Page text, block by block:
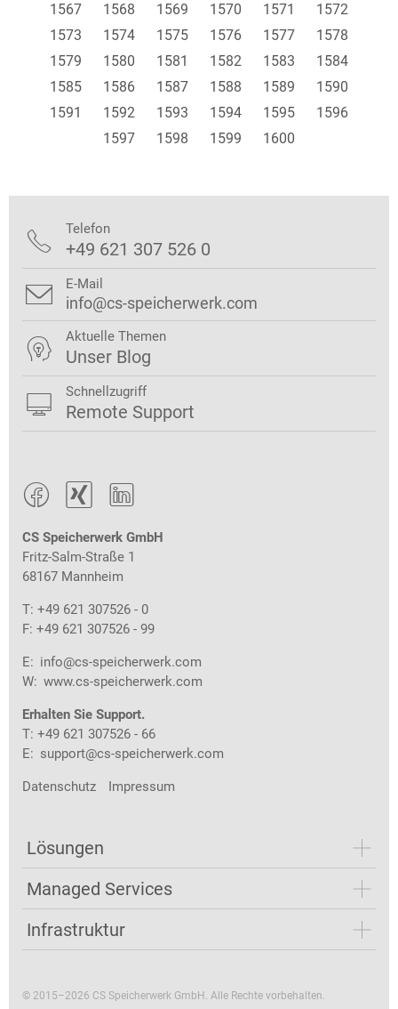
1567
1568 1569 1570 1571
1572
1573
1574 1575 1576 1577
1578
1579
1580 1581 1582 1583
1584
1585
1586 1587 1588 1589
1590
1591
1592 1593 1594 1595
1596
1597
1598 1599 1600
  
CS Speicherwerk GmbH
Fritz-Salm-Straße 1
68167 Mannheim
T: +49 621 307526 - 0
F: +49 621 307526 - 99
E: info@cs-speicherwerk.com
W: www.cs-speicherwerk.com
Erhalten Sie Support.
T: +49 621 307526 - 66
E: support@cs-speicherwerk.com
Datenschutz Impressum
Lösungen
Managed Services
Infrastruktur
 Telefon
+49 621 307 526 0
 E-Mail
info@cs-speicherwerk.com
 Aktuelle Themen
Unser Blog
 Schnellzugriff
Remote Support
© 2015–2026 CS Speicherwerk GmbH. Alle Rechte vorbehalten.